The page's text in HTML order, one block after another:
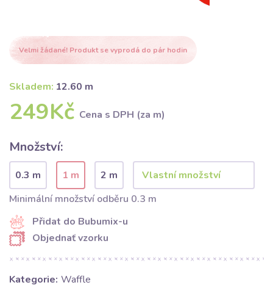
Velmi žádané! Produkt se vyprodá do pár hodin
Skladem: 12.60 m
249Kč Cena s DPH (za m)
Množství:
0.3 m 1 m
2 m
Minimální množství odběru 0.3 m
Přidat do Bubumix-u
Objednať vzorku
Kategorie: Waffle